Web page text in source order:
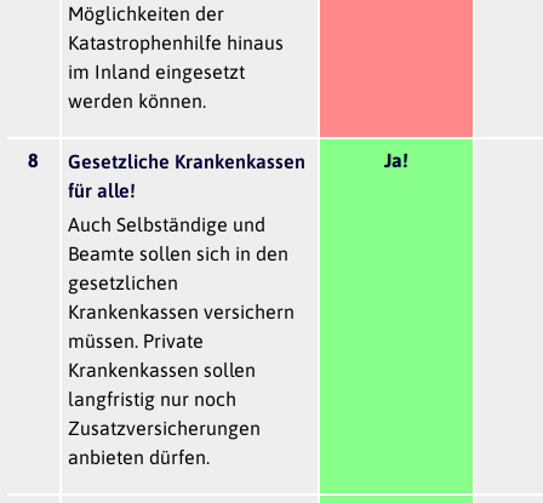
Möglichkeiten der
Katastrophenhilfe hinaus
im Inland eingesetzt
werden können.
8
Gesetzliche Krankenkassen
für alle!
Auch Selbständige und
Beamte sollen sich in den
gesetzlichen
Krankenkassen versichern
müssen. Private
Krankenkassen sollen
langfristig nur noch
Zusatzversicherungen
anbieten dürfen.
Ja!